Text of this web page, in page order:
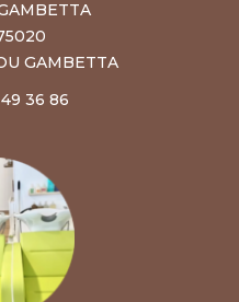
GAMBETTA
36 86